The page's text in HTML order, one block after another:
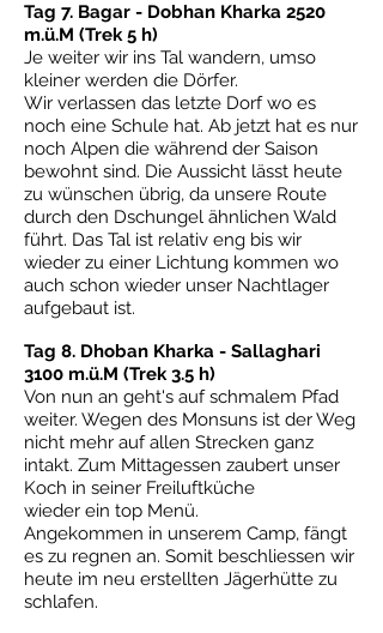
Tag 7. Bagar - Dobhan Kharka 2520
m.ü.M (Trek 5 h)
Je weiter wir ins Tal wandern, umso
kleiner werden die Dörfer.
Wir verlassen das letzte Dorf wo es
noch eine Schule hat. Ab jetzt hat es nur
noch Alpen die während der Saison
bewohnt sind. Die Aussicht lässt heute
zu wünschen übrig, da unsere Route
durch den Dschungel ähnlichen Wald
führt. Das Tal ist relativ eng bis wir
wieder zu einer Lichtung kommen wo
auch schon wieder unser Nachtlager
aufgebaut ist.
Tag 8. Dhoban Kharka - Sallaghari
3100 m.ü.M (Trek 3.5 h)
Von nun an geht's auf schmalem Pfad
weiter. Wegen des Monsuns ist der Weg
nicht mehr auf allen Strecken ganz
intakt. Zum Mittagessen zaubert unser
Koch in seiner Freiluftküche
wieder ein top Menü.
Angekommen in unserem Camp, fängt
es zu regnen an. Somit beschliessen wir
heute im neu erstellten Jägerhütte zu
schlafen.